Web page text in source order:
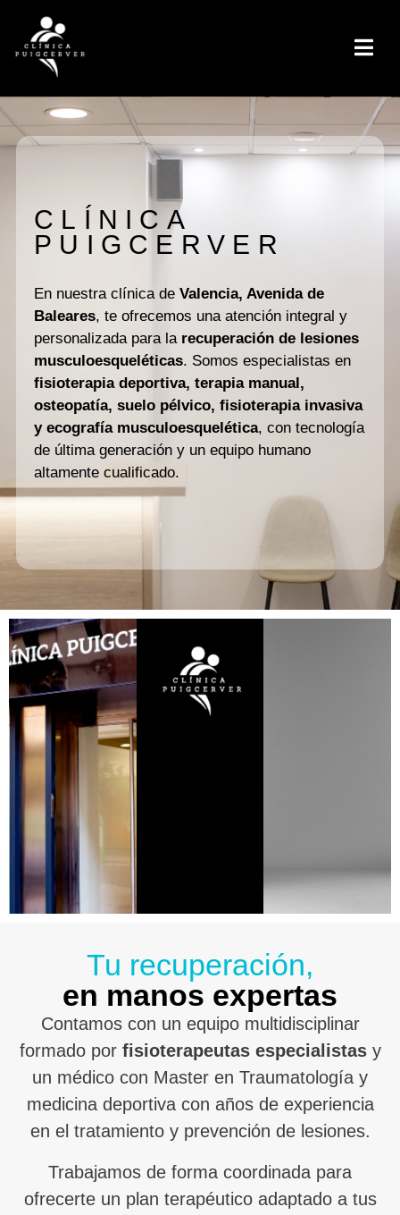
CLÍNICA
PUIGCERVER
En nuestra clínica de Valencia, Avenida de
Baleares, te ofrecemos una atención integral y
personalizada para la recuperación de lesiones
musculoesqueléticas. Somos especialistas en
fisioterapia deportiva, terapia manual,
osteopatía, suelo pélvico, fisioterapia invasiva
y ecografía musculoesquelética, con tecnología
de última generación y un equipo humano
altamente cualificado.
Tu recuperación,
en manos expertas
Contamos con un equipo multidisciplinar
formado por fisioterapeutas especialistasy
un médico con Master en Traumatología y
medicina deportiva con años de experiencia
en el tratamiento y prevención de lesiones.
Trabajamos de forma coordinada para
ofrecerte un plan terapéutico adaptado a tus